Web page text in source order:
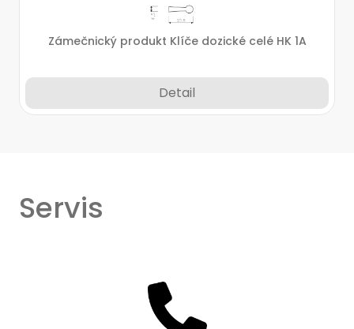
Zámečnický produkt Klíče dozické celé HK 1A
Detail
Servis